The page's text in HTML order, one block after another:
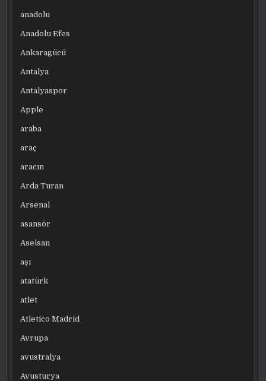
anadolu
Anadolu Efes
Ankaragücü
Antalya
Antalyaspor
Apple
araba
araç
aracın
Arda Turan
Arsenal
asansör
Aselsan
aşı
atatürk
atlet
Atletico Madrid
Avrupa
avustralya
Avusturya